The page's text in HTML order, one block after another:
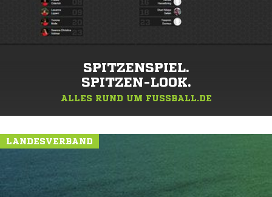
SPITZENSPIEL.
SPITZEN-LOOK.
ALLES RUND UM FUSSBALL.DE
LANDESVERBAND